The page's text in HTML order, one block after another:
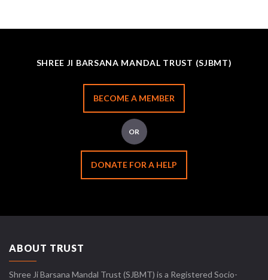
SHREE JI BARSANA MANDAL TRUST (SJBMT)
BECOME A MEMBER
OR
DONATE FOR A HELP
ABOUT TRUST
Shree Ji Barsana Mandal Trust (SJBMT) is a Registered Socio-